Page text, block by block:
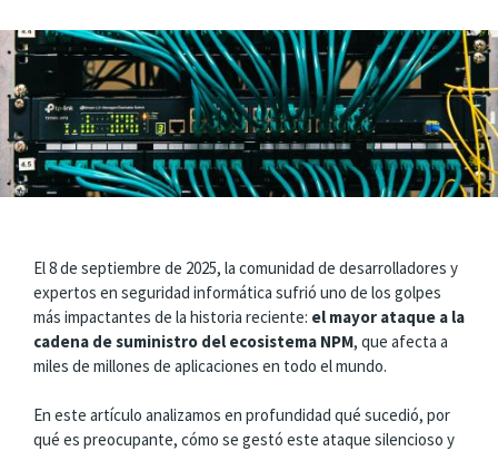
El 8 de septiembre de 2025, la comunidad de desarrolladores y
expertos en seguridad informática sufrió uno de los golpes
más impactantes de la historia reciente: el mayor ataque a la
cadena de suministro del ecosistema NPM, que afecta a
miles de millones de aplicaciones en todo el mundo.
En este artículo analizamos en profundidad qué sucedió, por
qué es preocupante, cómo se gestó este ataque silencioso y